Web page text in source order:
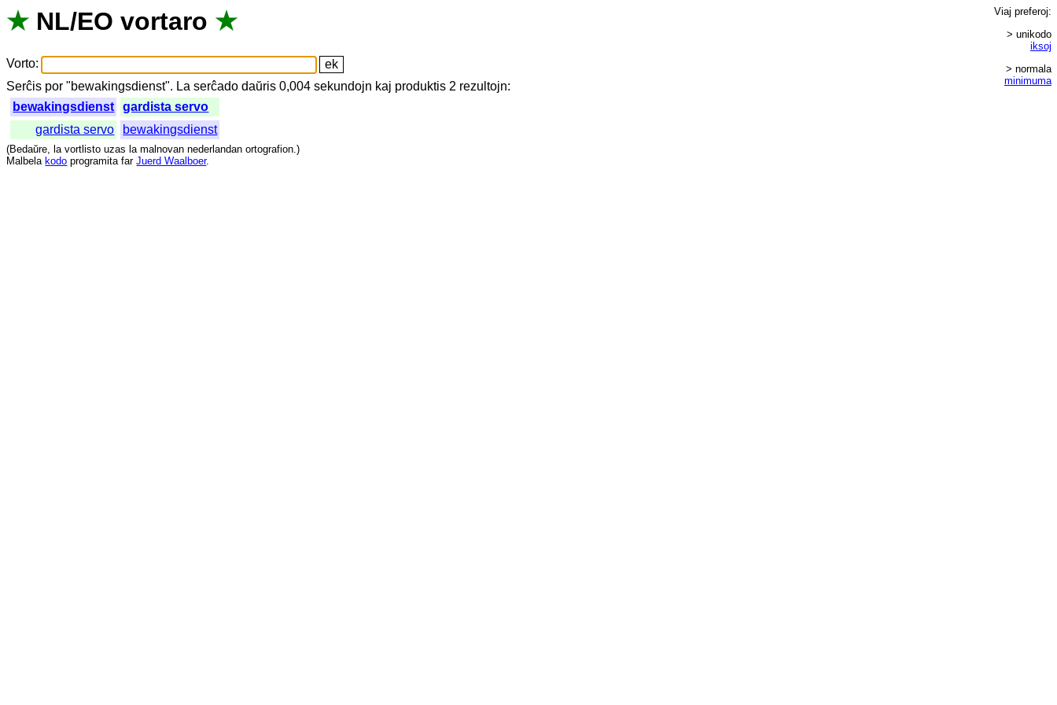
★ NL/EO vortaro ★
Vorto:
Serĉis por "bewakingsdienst". La serĉado daŭris 0,004sekundojn kaj produktis 2 rezultojn:
bewakingsdienst
gardista servo
gardista servo
bewakingsdienst
Viaj preferoj:
> unikodo
iksoj
> normala
minimuma
(Bedaŭre, la vortlisto uzas la malnovan nederlandan ortografion.)
Malbela kodo programita far Juerd Waalboer.